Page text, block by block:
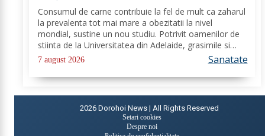
Consumul de carne contribuie la fel de mult ca zaharul
la prevalenta tot mai mare a obezitatii la nivel
mondial, sustine un nou studiu. Potrivit oamenilor de
stiinta de la Universitatea din Adelaide, grasimile si
carbohidratii ne pot oferi suficienta energie pentru a
satisface cererile...
7 august 2026 Sanatate
2026 Dorohoi News | All Rights Reserved
Setari cookies
Despre noi